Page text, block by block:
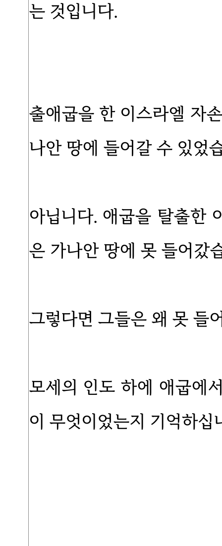
는 것입니다.
출애굽을 한 이스라엘 자
나안 땅에 들어갈 수 있었
아닙니다. 애굽을 탈출한
은 가나안 땅에 못 들어갔
그렇다면 그들은 왜 못 들
모세의 인도 하에 애굽에
이 무엇이었는지 기억하십